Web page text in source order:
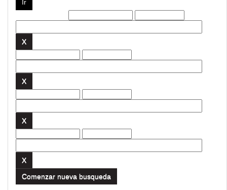
Comenzar nueva busqueda